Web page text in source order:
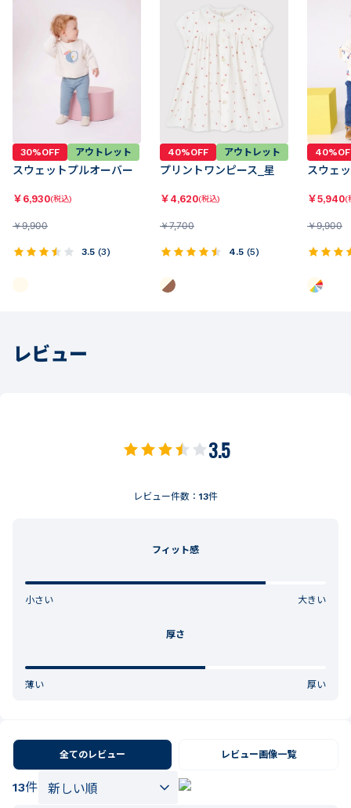
30%OFF アウトレット
スウェットプルオーバー
￥ 6,930(税込)
￥9,900
3.5 (3)
40%OFF アウトレット
プリントワンピース_星
￥ 4,620(税込)
￥7,700
4.5 (5)
スウェ
￥5,940(
￥9,900
レビュー
3.5
レビュー件数： 13件
フィット感
小さい 大きい
厚さ
薄い 厚い
全てのレビュー レビュー画像一覧
13件